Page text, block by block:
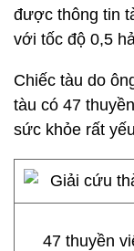
được thông tin
với tốc độ 0,5
Chiếc tàu do
tàu có 47
sức khỏe rất
47 thuyền